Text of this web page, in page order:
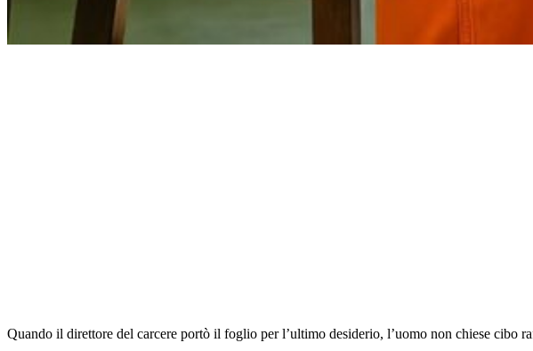
Quando il direttore del carcere portò il foglio per l’ultimo desiderio, l’uomo non chiese cibo